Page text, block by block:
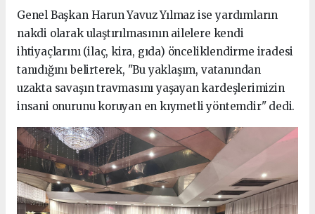
Genel Başkan Harun Yavuz Yılmaz ise yardımların
nakdi olarak ulaştırılmasının ailelere kendi
ihtiyaçlarını (ilaç, kira, gıda) önceliklendirme iradesi
tanıdığını belirterek, "Bu yaklaşım, vatanından
uzakta savaşın travmasını yaşayan kardeşlerimizin
insani onurunu koruyan en kıymetli yöntemdir" dedi.